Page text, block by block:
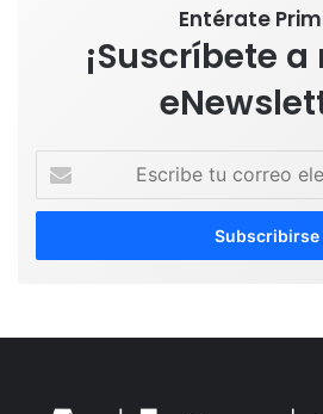
Entérate
¡Suscríbete
tu
correo